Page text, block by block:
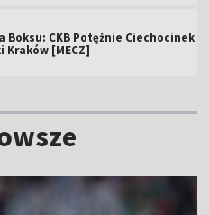
Boksu: CKB Potężnie Ciechocinek
Kraków [MECZ]